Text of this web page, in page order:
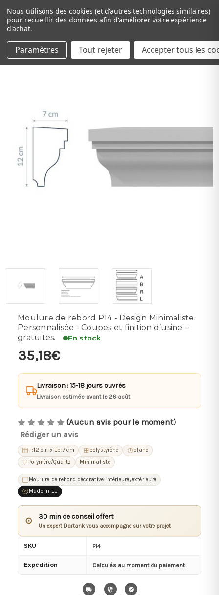
Passer au contenu principal
Moulure de rebord P14 - Design Minimaliste
Personnalisée - Coupes et finition d’usine –
gratuites.
En stock
35,18€
Livraison : 15-18 jours ouvrés
Livraison estimée avant le 26 août
(Aucun avis pour le moment)
Rédiger un avis
H:12 cm x Ep:7 cm polystyrène
blanc
Polymère/Quartz
Minimaliste
Moulure de rebord décorative intérieure/extérieure
Made in EU
⊙ 30 min de conseil offert
Un expert Dartank vous accompagne sur votre projet
SKU P14
Expédition Calculés au moment du paiement
Nous utilisons des cookies (et d'autres technologies similaires)
pour recueillir des données afin d'améliorer votre expérience
d'achat.
Paramètres Tout rejeter Accepter tous les